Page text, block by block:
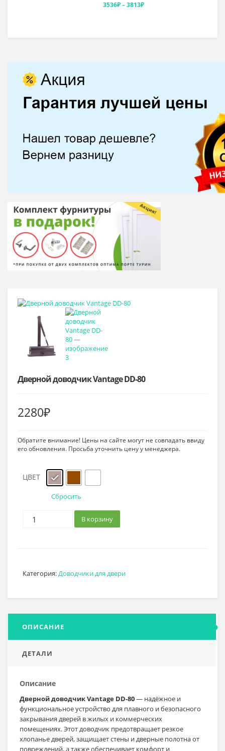
3536₽ – 3813₽
Дверной доводчик Vantage DD-80
2280₽
Обратите внимание! Цены на сайте могут не совпадать ввиду
его обновления. Просьба уточнить цену у менеджера.
ЦВЕТ
Сбросить
В корзину
Категория:Доводчики для двери
ОПИСАНИЕ
ДЕТАЛИ
Описание
Дверной доводчик Vantage DD-80— надёжное и
функциональное устройство для плавного и безопасного
закрывания дверей в жилых и коммерческих
помещениях. Этот доводчик предотвращает резкое
хлопанье дверей, защищает стены и дверные полотна от
повреждений, а также обеспечивает комфорт и